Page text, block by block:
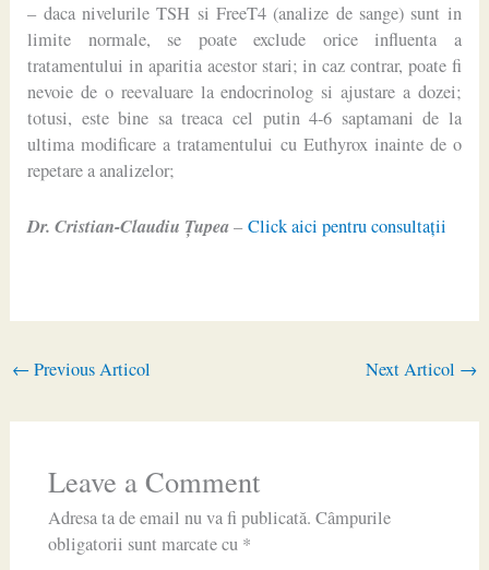
– daca nivelurile TSH si FreeT4 (analize de sange) sunt in
limite normale, se poate exclude orice influenta a
tratamentului in aparitia acestor stari; in caz contrar, poate fi
nevoie de o reevaluare la endocrinolog si ajustare a dozei;
totusi, este bine sa treaca cel putin 4-6 saptamani de la
ultima modificare a tratamentului cu Euthyrox inainte de o
repetare a analizelor;
Dr. Cristian-Claudiu Ţupea–Click aici pentru consultaţii
← Previous Articol Next Articol →
Leave a Comment
Adresa ta de email nu va fi publicată. Câmpurile
obligatorii sunt marcate cu *